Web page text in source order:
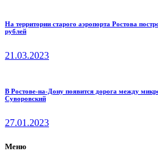
На территории старого аэропорта Ростова
рублей
21.03.2023
В Ростове-на-Дону появится дорога между
Суворовский
27.01.2023
Меню